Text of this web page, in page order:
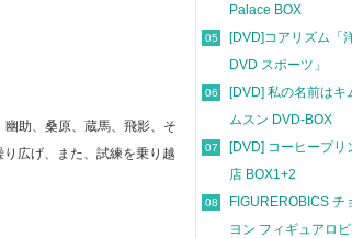
幽助、桑原、蔵馬、飛影、そ
広げ、また、試練を乗り越
Palace BOX
05
[DVD]コアリズム「
DVD スポーツ」
06
[DVD] 私の名前はキ
ムスン DVD-BOX
07
[DVD] コーヒープリ
店 BOX1+2
08
FIGUREROBICS チ
ヨン フィギュアロビ